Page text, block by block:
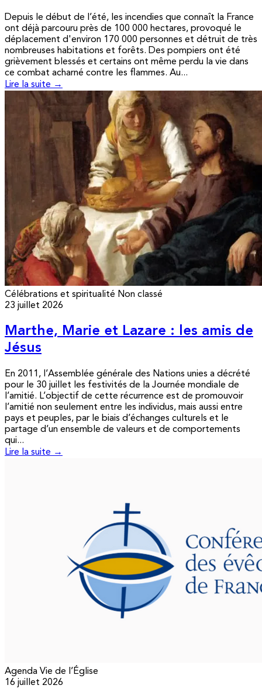
Depuis le début de l’été, les incendies que connaît la France
ont déjà parcouru près de 100 000 hectares, provoqué le
déplacement d'environ 170 000 personnes et détruit de très
nombreuses habitations et forêts. Des pompiers ont été
grièvement blessés et certains ont même perdu la vie dans
ce combat acharné contre les flammes. Au...
Lire la suite →
Célébrations et spiritualité Non classé
23 juillet 2026
Marthe, Marie et Lazare : les amis de
Jésus
En 2011, l’Assemblée générale des Nations unies a décrété
pour le 30 juillet les festivités de la Journée mondiale de
l’amitié. L’objectif de cette récurrence est de promouvoir
l’amitié non seulement entre les individus, mais aussi entre
pays et peuples, par le biais d’échanges culturels et le
partage d’un ensemble de valeurs et de comportements
qui...
Lire la suite →
Agenda Vie de l’Église
16 juillet 2026